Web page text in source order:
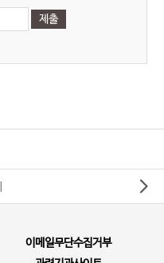
이메일무단수집거부